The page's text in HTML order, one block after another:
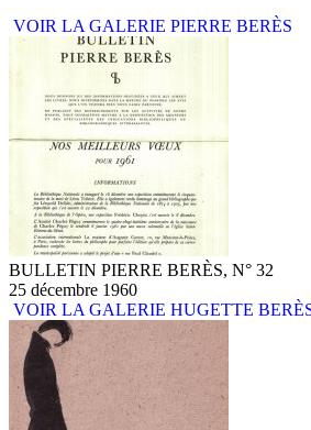
VOIR LA GALERIE PIERRE BERÈS
BULLETIN PIERRE BERÈS, N° 32
25 décembre 1960
VOIR LA GALERIE HUGETTE